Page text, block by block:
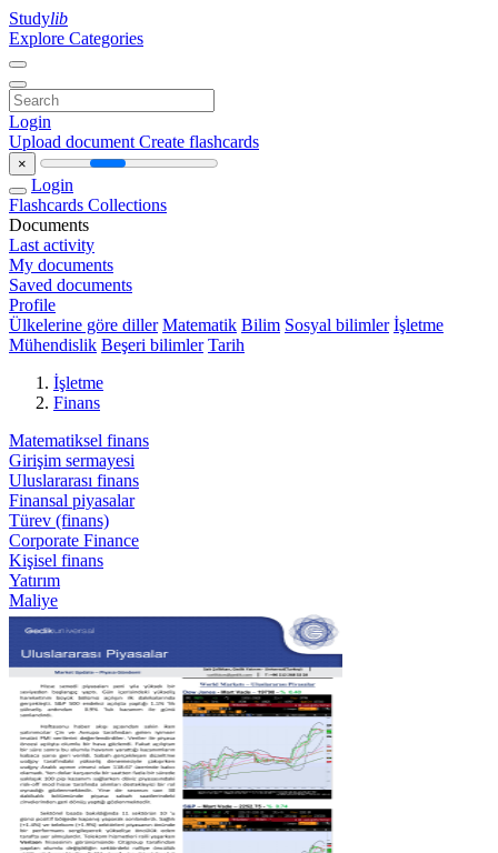
Studylib
Explore Categories
Login
Upload document Create flashcards
×
Login
Flashcards Collections
Documents
Last activity
My documents
Saved documents
Profile
Ülkelerine göre diller Matematik Bilim Sosyal bilimler İşletme
Mühendislik Beşeri bilimler Tarih
İşletme
Finans
Matematiksel finans
Girişim sermayesi
Uluslararası finans
Finansal piyasalar
Türev (finans)
Corporate Finance
Kişisel finans
Yatırım
Maliye